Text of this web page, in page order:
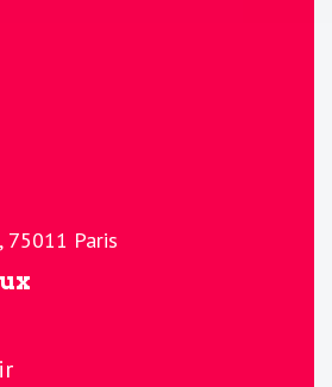
75011 Paris
Instagram
Regards sur Youtube